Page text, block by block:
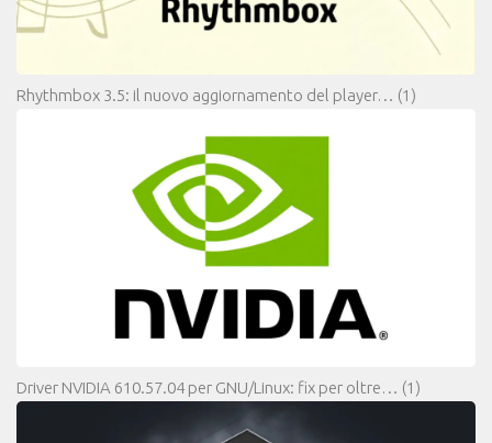
Rhythmbox 3.5: il nuovo aggiornamento del player… (1)
Driver NVIDIA 610.57.04 per GNU/Linux: fix per oltre… (1)